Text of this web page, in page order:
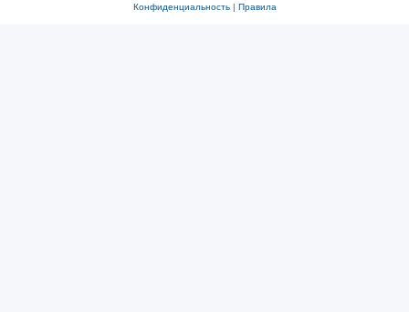
Конфиденциальность| Правила